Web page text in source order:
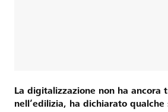
La digitalizzazione non ha ancora
nell’edilizia, ha dichiarato qualche